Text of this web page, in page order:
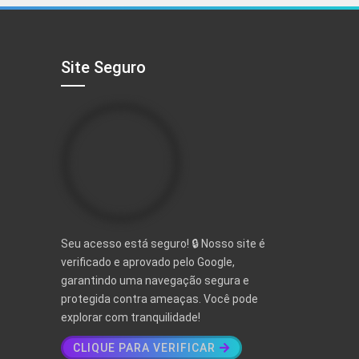
Site Seguro
Seu acesso está seguro! 🔒 Nosso site é
verificado e aprovado pelo Google,
garantindo uma navegação segura e
protegida contra ameaças. Você pode
explorar com tranquilidade!
CLIQUE PARA VERIFICAR